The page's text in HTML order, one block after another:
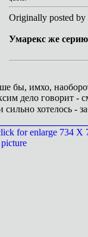
Originally posted by
Умарекс же
бы, имхо,
дело говорит -
сильно хотелось -